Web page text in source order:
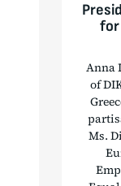
for
Anna
of
Ms.